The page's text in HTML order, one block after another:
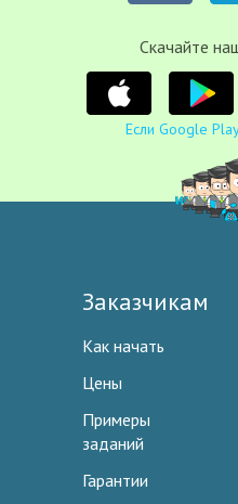
Cкачайте
Если Google
Заказчикам
Как начать
Цены
Примеры
заданий
Гарантии